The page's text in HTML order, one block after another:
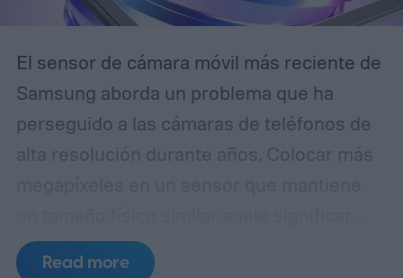
El sensor de cámara móvil más reciente de
Samsung aborda un problema que ha
perseguido a las cámaras de teléfonos de
alta resolución durante años. Colocar más
reducir cada píxel, lo que limita la cantidad
Read more